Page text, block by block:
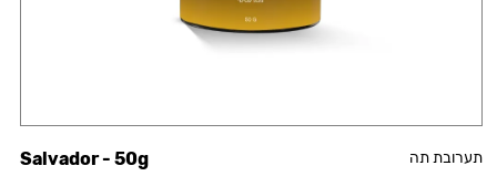
תערובת תה Salvador - 50g